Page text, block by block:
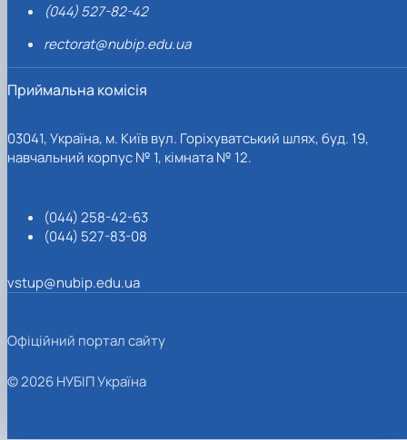
(044) 527-82-42
rectorat@nubip.edu.ua
Приймальна комісія
03041, Україна, м. Київ вул. Горіхуватський шлях, буд. 19,
навчальний корпус № 1, кімната № 12.
(044) 258-42-63
(044) 527-83-08
vstup@nubip.edu.ua
Офіційний портал сайту
© 2026 НУБІП Україна